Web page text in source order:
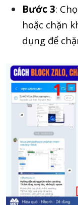
Bước 3:
hoặc chặn
dụng để